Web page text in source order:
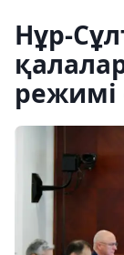
Нұр-
режимі